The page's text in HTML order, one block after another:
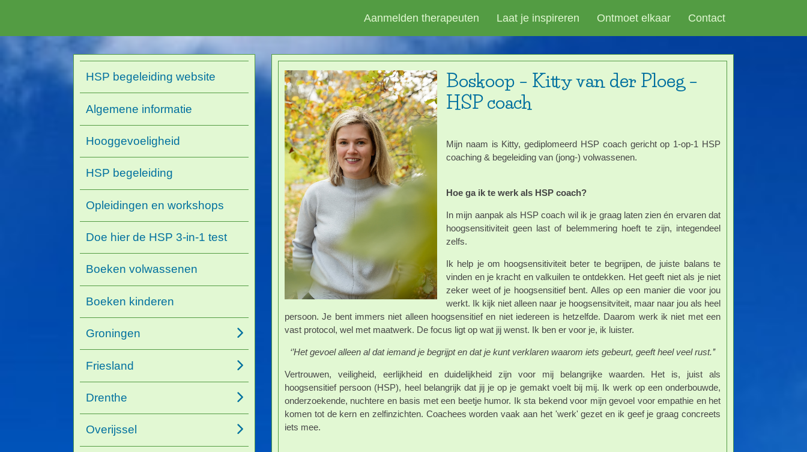
Aanmelden therapeuten Laat je inspireren Ontmoet elkaar Contact
Boskoop – Kitty van der Ploeg –
HSP coach
Mijn naam is Kitty, gediplomeerd HSP coach gericht op 1-op-1 HSP
coaching & begeleiding van (jong-) volwassenen.
Hoe ga ik te werk als HSP coach?
In mijn aanpak als HSP coach wil ik je graag laten zien én ervaren dat
hoogsensitiviteit geen last of belemmering hoeft te zijn, integendeel
zelfs.
Ik help je om hoogsensitiviteit beter te begrijpen, de juiste balans te
vinden en je kracht en valkuilen te ontdekken. Het geeft niet als je niet
zeker weet of je hoogsensitief bent. Alles op een manier die voor jou
werkt. Ik kijk niet alleen naar je hoogsensitviteit, maar naar jou als heel
persoon. Je bent immers niet alleen hoogsensitief en niet iedereen is hetzelfde. Daarom werk ik niet met een
vast protocol, wel met maatwerk. De focus ligt op wat jij wenst. Ik ben er voor je, ik luister.
‘’Het gevoel alleen al dat iemand je begrijpt en dat je kunt verklaren waarom iets gebeurt, geeft heel veel rust.’’
Vertrouwen, veiligheid, eerlijkheid en duidelijkheid zijn voor mij belangrijke waarden. Het is, juist als
hoogsensitief persoon (HSP), heel belangrijk dat jij je op je gemakt voelt bij mij. Ik werk op een onderbouwde,
onderzoekende, nuchtere en basis met een beetje humor. Ik sta bekend voor mijn gevoel voor empathie en het
komen tot de kern en zelfinzichten. Coachees worden vaak aan het 'werk' gezet en ik geef je graag concreets
iets mee.
HSP begeleiding website
Algemene informatie
Hooggevoeligheid
HSP begeleiding
Opleidingen en workshops
Doe hier de HSP 3-in-1 test
Boeken volwassenen
Boeken kinderen
Groningen
Friesland
Drenthe
Overijssel